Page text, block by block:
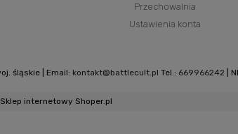
Przechowalnia
Ustawienia konta
śląskie | Email: kontakt@battlecult.pl Tel.: 669966242 |
Sklep internetowy Shoper.pl